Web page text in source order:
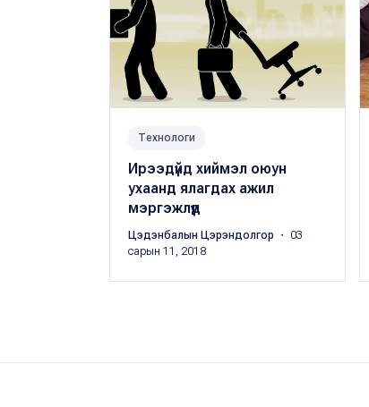
Технологи
Ирээдүйд хиймэл оюун
ухаанд ялагдах ажил
мэргэжлүүд
Цэдэнбалын Цэрэндолгор
・ 03
сарын 11, 2018